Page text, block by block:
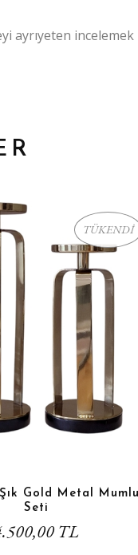
ayrıyeten
TÜKENDİ
Gold Metal
Seti
TL